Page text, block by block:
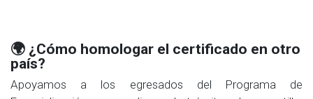
🌍 ¿Cómo homologar el certificado en otro
país?
Apoyamos a los egresados del Programa de